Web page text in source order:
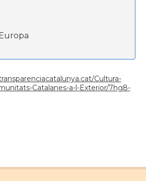
Europa
Cultura-
Catalanes-a-l-Exterior/7hg8-